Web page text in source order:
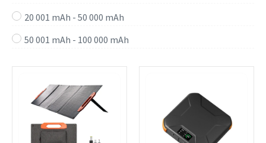
20 001 mAh - 50 000 mAh
50 001 mAh - 100 000 mAh